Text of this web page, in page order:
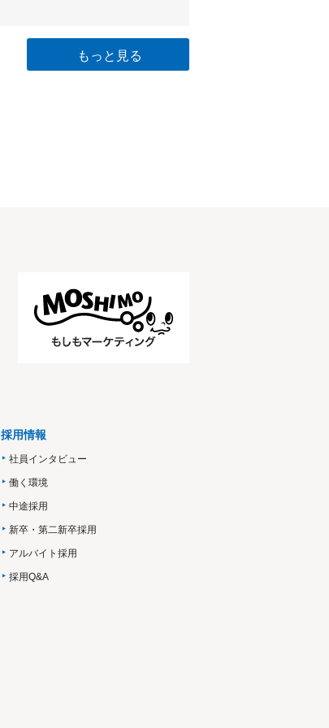
もっと見る
採用情報
社員インタビュー
働く環境
中途採用
新卒・第二新卒採用
アルバイト採用
採用Q&A